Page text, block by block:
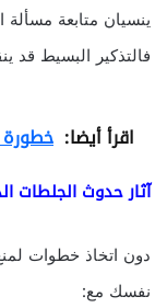
فالتذكير البسيط قد
اقرأ أيضا: خطورة
آثار حدوث الجلطات
دون اتخاذ خطوات
نفسك مع: